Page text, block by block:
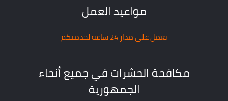
مواعيد العمل
نعمل على مدار 24 ساعة لخدمتكم
مكافحة الحشرات في جميع أنحاء
الجمهورية